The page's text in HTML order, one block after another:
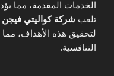
الخدمات المقدمة، مما
تلعب شركة كواليتي فيجن
لتحقيق هذه الأهداف،
التنافسية.